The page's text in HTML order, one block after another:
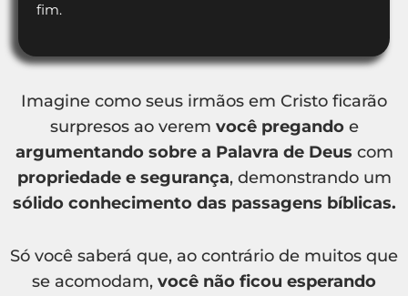
fim.
Imagine como seus irmãos em Cristo ficarão
surpresos ao verem você pregandoe
argumentando sobre a Palavra de Deus com
propriedade e segurança, demonstrando um
sólido conhecimento das passagens bíblicas.
Só você saberá que, ao contrário de muitos que
se acomodam, você não ficou esperando